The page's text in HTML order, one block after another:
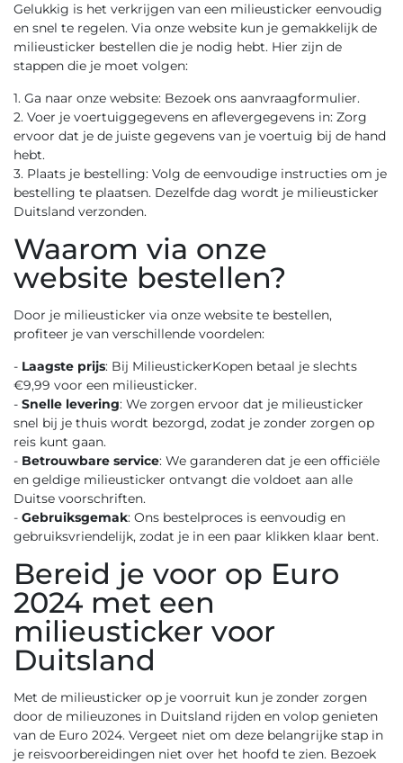
Gelukkig is het verkrijgen van een milieusticker eenvoudig
en snel te regelen. Via onze website kun je gemakkelijk de
milieusticker bestellen die je nodig hebt. Hier zijn de
stappen die je moet volgen:
1. Ga naar onze website: Bezoek ons aanvraagformulier.
2. Voer je voertuiggegevens en aflevergegevens in: Zorg
ervoor dat je de juiste gegevens van je voertuig bij de hand
hebt.
3. Plaats je bestelling: Volg de eenvoudige instructies om je
bestelling te plaatsen. Dezelfde dag wordt je milieusticker
Duitsland verzonden.
Waarom via onze
website bestellen?
Door je milieusticker via onze website te bestellen,
profiteer je van verschillende voordelen:
- Laagste prijs: Bij MilieustickerKopen betaal je slechts
€9,99 voor een milieusticker.
- Snelle levering: We zorgen ervoor dat je milieusticker
snel bij je thuis wordt bezorgd, zodat je zonder zorgen op
reis kunt gaan.
- Betrouwbare service: We garanderen dat je een officiële
en geldige milieusticker ontvangt die voldoet aan alle
Duitse voorschriften.
- Gebruiksgemak: Ons bestelproces is eenvoudig en
gebruiksvriendelijk, zodat je in een paar klikken klaar bent.
Bereid je voor op Euro
2024 met een
milieusticker voor
Duitsland
Met de milieusticker op je voorruit kun je zonder zorgen
door de milieuzones in Duitsland rijden en volop genieten
van de Euro 2024. Vergeet niet om deze belangrijke stap in
je reisvoorbereidingen niet over het hoofd te zien. Bezoek